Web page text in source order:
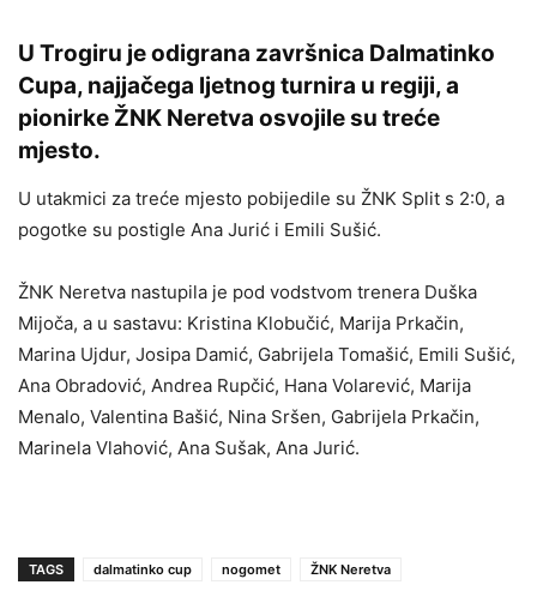
U Trogiru je odigrana završnica Dalmatinko
Cupa, najjačega ljetnog turnira u regiji, a
pionirke ŽNK Neretva osvojile su treće
mjesto.
U utakmici za treće mjesto pobijedile su ŽNK Split s 2:0, a
pogotke su postigle Ana Jurić i Emili Sušić.
ŽNK Neretva nastupila je pod vodstvom trenera Duška
Mijoča, a u sastavu: Kristina Klobučić, Marija Prkačin,
Marina Ujdur, Josipa Damić, Gabrijela Tomašić, Emili Sušić,
Ana Obradović, Andrea Rupčić, Hana Volarević, Marija
Menalo, Valentina Bašić, Nina Sršen, Gabrijela Prkačin,
Marinela Vlahović, Ana Sušak, Ana Jurić.
TAGS dalmatinko cup nogomet ŽNK Neretva